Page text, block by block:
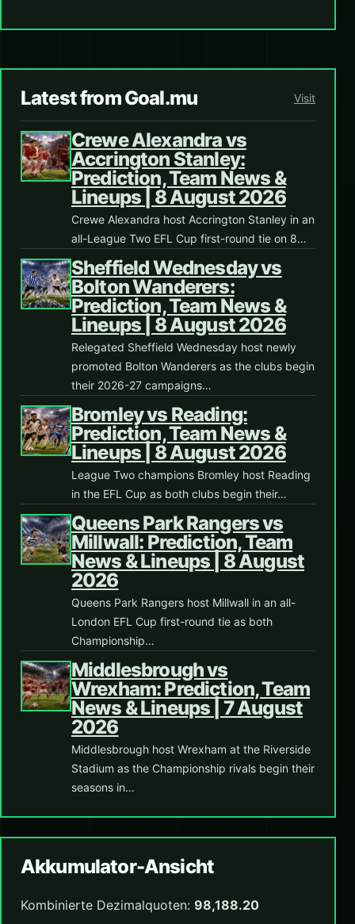
Latest from Goal.mu Visit
Crewe Alexandra vs
Accrington Stanley:
Prediction, Team News &
Lineups | 8 August 2026
Crewe Alexandra host Accrington Stanley in an
all-League Two EFL Cup first-round tie on 8…
Sheffield Wednesday vs
Bolton Wanderers:
Prediction, Team News &
Lineups | 8 August 2026
Relegated Sheffield Wednesday host newly
promoted Bolton Wanderers as the clubs begin
their 2026-27 campaigns…
Bromley vs Reading:
Prediction, Team News &
Lineups | 8 August 2026
League Two champions Bromley host Reading
in the EFL Cup as both clubs begin their…
Queens Park Rangers vs
Millwall: Prediction, Team
News & Lineups | 8 August
2026
Queens Park Rangers host Millwall in an all-
London EFL Cup first-round tie as both
Championship…
Middlesbrough vs
Wrexham: Prediction, Team
News & Lineups | 7 August
2026
Middlesbrough host Wrexham at the Riverside
Stadium as the Championship rivals begin their
seasons in…
Akkumulator-Ansicht
Kombinierte Dezimalquoten: 98,188.20